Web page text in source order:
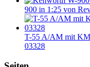
900 in 1:25 von
T-55 A/AM mit
03328